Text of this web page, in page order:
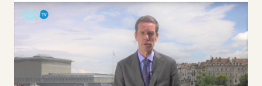
DESCUBRIR AHORA